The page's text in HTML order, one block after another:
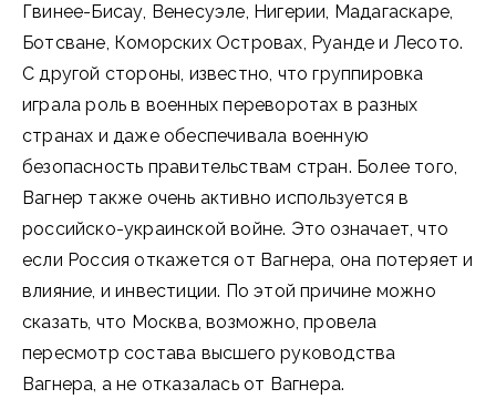
Гвинее-Бисау, Венесуэле, Нигерии, Мадагаскаре,
Ботсване, Коморских Островах, Руанде и Лесото.
С другой стороны, известно, что группировка
играла роль в военных переворотах в разных
странах и даже обеспечивала военную
безопасность правительствам стран. Более того,
Вагнер также очень активно используется в
российско-украинской войне. Это означает, что
если Россия откажется от Вагнера, она потеряет и
влияние, и инвестиции. По этой причине можно
сказать, что Москва, возможно, провела
пересмотр состава высшего руководства
Вагнера, а не отказалась от Вагнера.